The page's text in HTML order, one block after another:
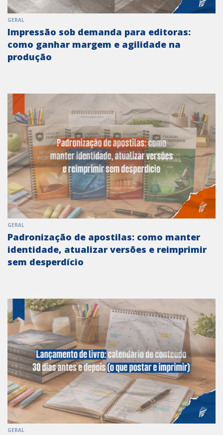
GERAL
Impressão sob demanda para editoras:
como ganhar margem e agilidade na
produção
GERAL
Padronização de apostilas: como manter
identidade, atualizar versões e reimprimir
sem desperdício
GERAL